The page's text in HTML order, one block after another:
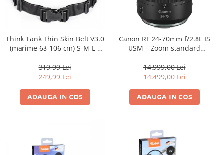
Think Tank Thin Skin Belt V3.0
(marime 68-106 cm) S-M-L -
319,99 Lei
249,99 Lei
ADAUGA IN COS
Canon RF 24-70mm f/2.8L IS
USM – Zoom standard
14.999,00 Lei
14.499,00 Lei
ADAUGA IN COS